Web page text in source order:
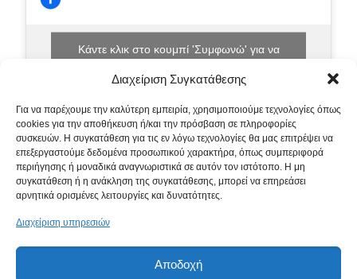
Διαχείριση Συγκατάθεσης
Για να παρέχουμε την καλύτερη εμπειρία, χρησιμοποιούμε τεχνολογίες όπως
cookies για την αποθήκευση ή/και την πρόσβαση σε πληροφορίες
συσκευών. Η συγκατάθεση για τις εν λόγω τεχνολογίες θα μας επιτρέψει να
επεξεργαστούμε δεδομένα προσωπικού χαρακτήρα, όπως συμπεριφορά
περιήγησης ή μοναδικά αναγνωριστικά σε αυτόν τον ιστότοπο. Η μη
συγκατάθεση ή η ανάκληση της συγκατάθεσης, μπορεί να επηρεάσει
αρνητικά ορισμένες λειτουργίες και δυνατότητες.
Διαχείριση υπηρεσιών
Αποδοχή
Κάντε κλικ στο κουμπί 'Συμφωνώ' για να
Πολιτική Cookies
Συμφωνώ